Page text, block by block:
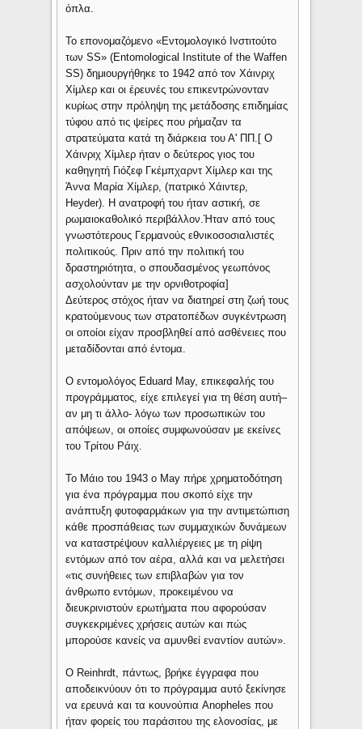
όπλα.
Το επονομαζόμενο «Εντομολογικό Ινστιτούτο
των SS» (Entomological Institute of the Waffen
SS) δημιουργήθηκε το 1942 από τον Χάινριχ
Χίμλερ και οι έρευνές του επικεντρώνονταν
κυρίως στην πρόληψη της μετάδοσης επιδημίας
τύφου από τις ψείρες που ρήμαζαν τα
στρατεύματα κατά τη διάρκεια του Α' ΠΠ.[ Ο
Χάινριχ Χίμλερ ήταν ο δεύτερος γιος του
καθηγητή Γιόζεφ Γκέμπχαρντ Χίμλερ και της
Άννα Μαρία Χίμλερ, (πατρικό Χάιντερ,
Heyder). Η ανατροφή του ήταν αστική, σε
ρωμαιοκαθολικό περιβάλλον.Ήταν από τους
γνωστότερους Γερμανούς εθνικοσοσιαλιστές
πολιτικούς. Πριν από την πολιτική του
δραστηριότητα, ο σπουδασμένος γεωπόνος
ασχολούνταν με την ορνιθοτροφία]
Δεύτερος στόχος ήταν να διατηρεί στη ζωή τους
κρατούμενους των στρατοπέδων συγκέντρωση
οι οποίοι είχαν προσβληθεί από ασθένειες που
μεταδίδονται από έντομα.
Ο εντομολόγος Eduard May, επικεφαλής του
προγράμματος, είχε επιλεγεί για τη θέση αυτή–
αν μη τι άλλο- λόγω των προσωπικών του
απόψεων, οι οποίες συμφωνούσαν με εκείνες
του Τρίτου Ράιχ.
Το Μάιο του 1943 ο May πήρε χρηματοδότηση
για ένα πρόγραμμα που σκοπό είχε την
ανάπτυξη φυτοφαρμάκων για την αντιμετώπιση
κάθε προσπάθειας των συμμαχικών δυνάμεων
να καταστρέψουν καλλιέργειες με τη ρίψη
εντόμων από τον αέρα, αλλά και να μελετήσει
«τις συνήθειες των επιβλαβών για τον
άνθρωπο εντόμων, προκειμένου να
διευκρινιστούν ερωτήματα που αφορούσαν
συγκεκριμένες χρήσεις αυτών και πώς
μπορούσε κανείς να αμυνθεί εναντίον αυτών».
Ο Reinhrdt, πάντως, βρήκε έγγραφα που
αποδεικνύουν ότι το πρόγραμμα αυτό ξεκίνησε
να ερευνά και τα κουνούπια Anopheles που
ήταν φορείς του παράσιτου της ελονοσίας, με